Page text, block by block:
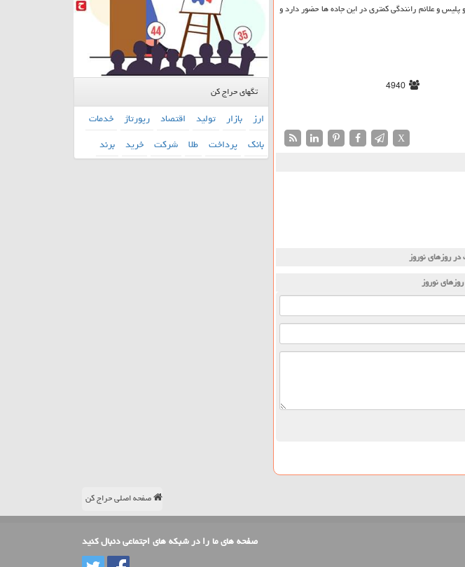
ها كم است و پلیس و علائم رانندگی كمتری در این جاده ها حضور دارد و
4940
X
روزهای نوروز
نوروز
تگهای حراج کن
ارز بازار تولید اقتصاد رپورتاژ خدمات
بانك پرداخت طلا شركت خرید برند
صفحه اصلی حراج کن
صفحه های ما را در شبکه های اجتماعی دنبال کنید